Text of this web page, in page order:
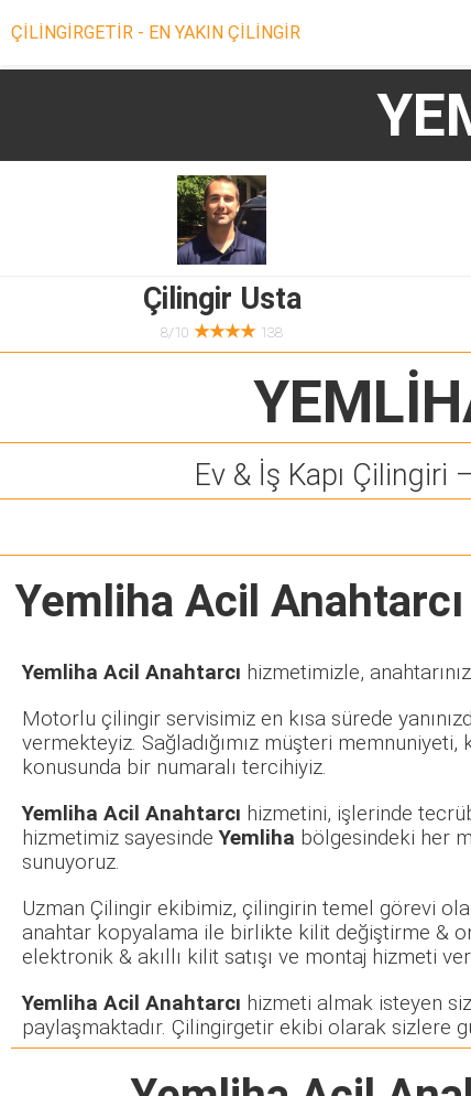
ÇİLİNGİRGETİR - EN YAKIN ÇİLİNGİR
Çilingir Usta
8/10 ★★★★ 138
Ev & İş Kapı
Yemliha Acil Anahtarcı
Yemliha Acil Anahtarcı hizmetimizle,
Motorlu çilingir servisimiz en kısa sürede
vermekteyiz. Sağladığımız müşteri
konusunda bir numaralı tercihiyiz.
Yemliha Acil Anahtarcı hizmetini, işlerinde
hizmetimiz sayesindeYemliha bölgesindeki her
sunuyoruz.
Uzman Çilingir ekibimiz, çilingirin temel görevi
anahtar kopyalama ile birlikte kilit değiştirme &
elektronik & akıllı kilit satışı ve montaj hizmeti
Yemliha Acil Anahtarcı hizmeti almak isteyen
paylaşmaktadır. Çilingirgetir ekibi olarak sizlere